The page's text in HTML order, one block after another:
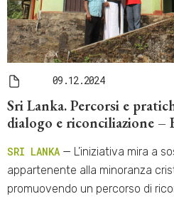
09.12.2024
Sri Lanka. Percorsi e
dialogo e riconciliazione –
SRI LANKA — L’iniziativa mira a
appartenente alla minoranza
promuovendo un percorso di